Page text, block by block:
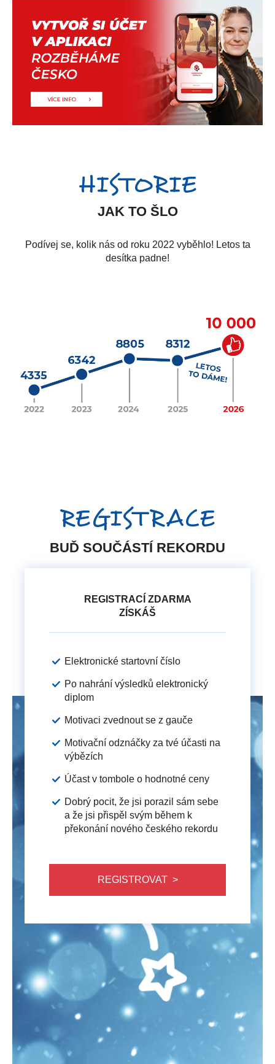
HISTORIE
JAK TO ŠLO
Podívej se, kolik nás od roku 2022 vyběhlo! Letos ta
desítka padne!
REGISTRACE
BUĎ SOUČÁSTÍ REKORDU
REGISTRACÍ ZDARMA
ZÍSKÁŠ
Elektronické startovní číslo
Po nahrání výsledků elektronický
diplom
Motivaci zvednout se z gauče
Motivační odznáčky za tvé účasti na
výbězích
Účast v tombole o hodnotné ceny
Dobrý pocit, že jsi porazil sám sebe
a že jsi přispěl svým během k
překonání nového českého rekordu
REGISTROVAT >